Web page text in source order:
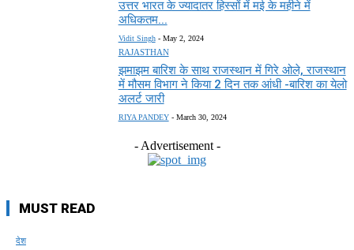
उत्तर भारत के ज्यादातर हिस्सों में मई के महीने में
अधिकतम...
Vidit Singh - May 2, 2024
RAJASTHAN
झमाझम बारिश के साथ राजस्थान में गिरे ओले, राजस्थान
में मौसम विभाग ने किया 2 दिन तक आंधी -बारिश का येलो
अलर्ट जारी
RIYA PANDEY - March 30, 2024
- Advertisement -
MUST READ
देश